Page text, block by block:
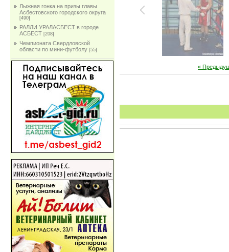
Лыжная гонка на призы главы
Асбестовского городского округа
[490]
РАЛЛИ УРАЛАСБЕСТ в городе
АСБЕСТ [208]
Чемпионата Свердловской
области по мини-футболу [55]
«